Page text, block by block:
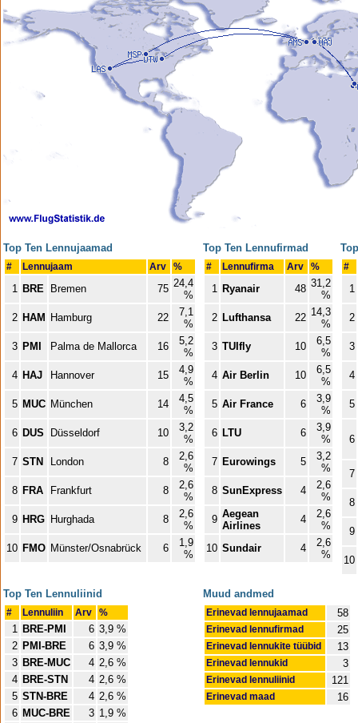
Top Ten Lennujaamad
# Lennujaam Arv %
1 BRE Bremen 75 24,4
%
2 HAM Hamburg 22
7,1
%
3 PMI Palma de Mallorca 16
5,2
%
4 HAJ Hannover 15
4,9
%
5 MUC München 14
4,5
%
6 DUS Düsseldorf 10
3,2
%
7 STN London 8
2,6
%
8 FRA Frankfurt 8
2,6
%
9 HRG Hurghada 8
2,6
%
10 FMO Münster/Osnabrück 6
1,9
%
Top Ten Lennufirmad
# Lennufirma Arv %
1 Ryanair 48 31,2
%
2 Lufthansa 22 14,3
%
3 TUIfly 10
6,5
%
4 Air Berlin 10
6,5
%
5 Air France 6
3,9
%
6 LTU 6
3,9
%
7 Eurowings 5
3,2
%
8 SunExpress 4
2,6
%
9 Aegean
Airlines
4
2,6
%
10 Sundair 4
2,6
%
#
1
2
3
4
5
6
7
8
9
10
Top Ten Lennuliinid
# Lennuliin Arv %
1 BRE-PMI 6 3,9 %
2 PMI-BRE 6 3,9 %
3 BRE-MUC 4 2,6 %
4 BRE-STN 4 2,6 %
5 STN-BRE 4 2,6 %
6 MUC-BRE 3 1,9 %
Muud andmed
Erinevad lennujaamad 58
Erinevad lennufirmad 25
Erinevad lennukite tüübid 13
Erinevad lennukid 3
Erinevad lennuliinid 121
Erinevad maad 16